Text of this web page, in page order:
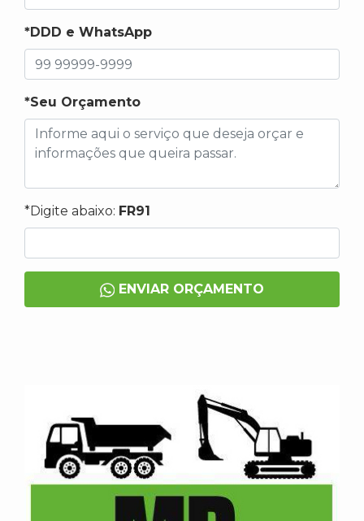
*DDD e WhatsApp
*Seu Orçamento
*Digite abaixo: FR91
ENVIAR ORÇAMENTO